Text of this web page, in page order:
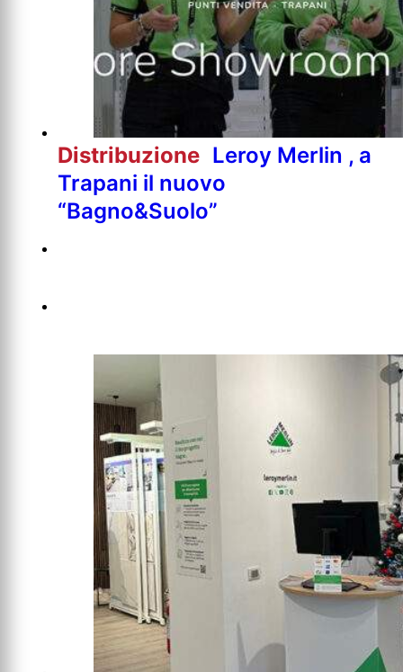
Distribuzione Leroy Merlin , a
Trapani il nuovo
“Bagno&Suolo”